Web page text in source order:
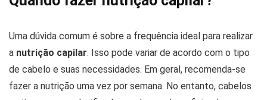
Uma dúvida comum é sobre a frequência ideal para realizar
a nutrição capilar. Isso pode variar de acordo com o tipo
de cabelo e suas necessidades. Em geral, recomenda-se
fazer a nutrição uma vez por semana. No entanto, cabelos